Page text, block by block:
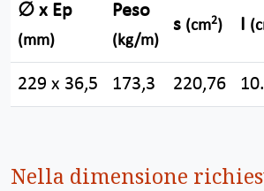
∅ x Ep
(mm)
Peso
(kg/m)
s (cm2) I
229 x 36,5 173,3 220,76
Nella dimensione